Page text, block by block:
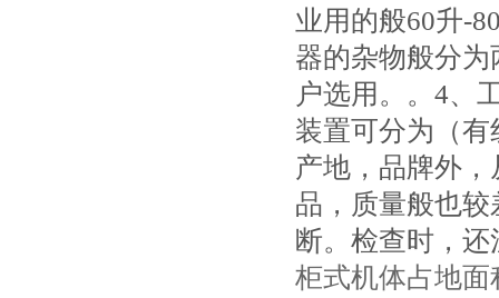
业用的般60升-
器的杂物般分
户选用。。4、
装置可分为（
产地，品牌外
品，质量般也
断。检查时，
柜式机体占地